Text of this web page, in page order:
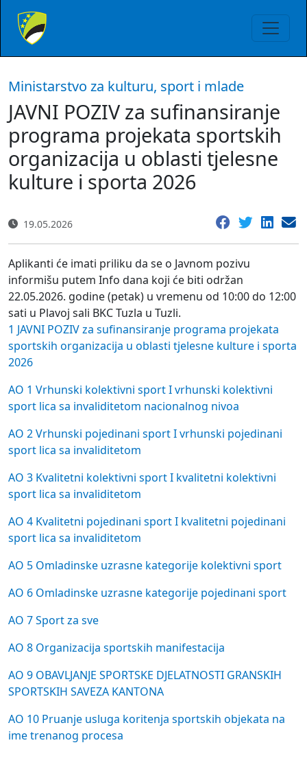
Ministarstvo za kulturu, sport i mlade
JAVNI POZIV za sufinansiranje
programa projekata sportskih
organizacija u oblasti tjelesne
kulture i sporta 2026
19.05.2026
Aplikanti će imati priliku da se o Javnom pozivu
informišu putem Info dana koji će biti održan
22.05.2026. godine (petak) u vremenu od 10:00 do 12:00
sati u Plavoj sali BKC Tuzla u Tuzli.
1 JAVNI POZIV za sufinansiranje programa projekata
sportskih organizacija u oblasti tjelesne kulture i sporta
2026
AO 1 Vrhunski kolektivni sport I vrhunski kolektivni
sport lica sa invaliditetom nacionalnog nivoa
AO 2 Vrhunski pojedinani sport I vrhunski pojedinani
sport lica sa invaliditetom
AO 3 Kvalitetni kolektivni sport I kvalitetni kolektivni
sport lica sa invaliditetom
AO 4 Kvalitetni pojedinani sport I kvalitetni pojedinani
sport lica sa invaliditetom
AO 5 Omladinske uzrasne kategorije kolektivni sport
AO 6 Omladinske uzrasne kategorije pojedinani sport
AO 7 Sport za sve
AO 8 Organizacija sportskih manifestacija
AO 9 OBAVLJANJE SPORTSKE DJELATNOSTI GRANSKIH
SPORTSKIH SAVEZA KANTONA
AO 10 Pruanje usluga koritenja sportskih objekata na
ime trenanog procesa